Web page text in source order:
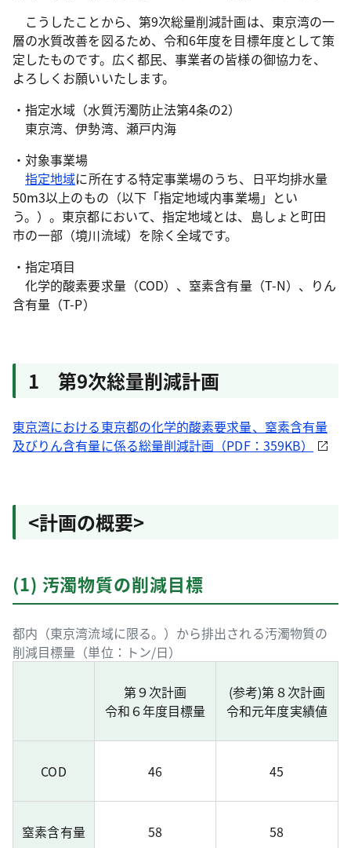
こうしたことから、第9次総量削減計画は、東京湾の一
層の水質改善を図るため、令和6年度を目標年度として策
定したものです。広く都民、事業者の皆様の御協力を、
よろしくお願いいたします。
・指定水域（水質汚濁防止法第4条の2）
東京湾、伊勢湾、瀬戸内海
・対象事業場
指定地域に所在する特定事業場のうち、日平均排水量
50m3以上のもの（以下「指定地域内事業場」とい
う。）。東京都において、指定地域とは、島しょと町田
市の一部（境川流域）を除く全域です。
・指定項目
化学的酸素要求量（COD）、窒素含有量（T-N）、りん
含有量（T-P）
1 第9次総量削減計画
東京湾における東京都の化学的酸素要求量、窒素含有量
及びりん含有量に係る総量削減計画（PDF：359KB）
<計画の概要>
(1) 汚濁物質の削減目標
都内（東京湾流域に限る。）から排出される汚濁物質の
削減目標量（単位：トン/日）
第９次計画
令和６年度目標量
(参考)第８次計画
令和元年度実績値
COD 46 45
窒素含有量 58 58